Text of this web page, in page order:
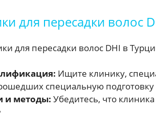
для пересадки волос
для пересадки волос DHI в
Ищите клинику,
специальную подготовку
и методы: Убедитесь, что